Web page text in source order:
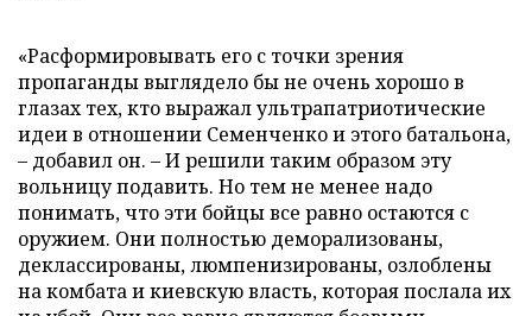
«Расформировывать его с точки зрения
пропаганды выглядело бы не очень хорошо в
глазах тех, кто выражал ультрапатриотические
идеи в отношении Семенченко и этого батальона,
– добавил он. – И решили таким образом эту
вольницу подавить. Но тем не менее надо
понимать, что эти бойцы все равно остаются с
оружием. Они полностью деморализованы,
деклассированы, люмпенизированы, озлоблены
на комбата и киевскую власть, которая послала их